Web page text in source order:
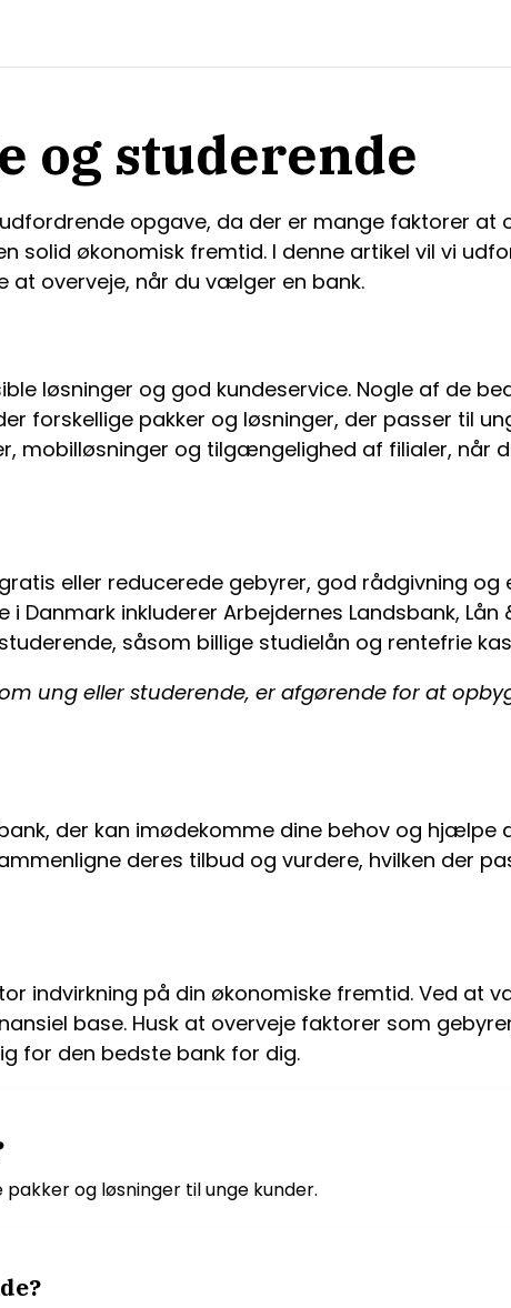
og studerende
opgave, da der er mange faktorer at
solid økonomisk fremtid. I denne artikel vil vi
at overveje, når du vælger en bank.
løsninger og god kundeservice. Nogle af de
forskellige pakker og løsninger, der passer til
mobilløsninger og tilgængelighed af filialer, når
eller reducerede gebyrer, god rådgivning og
inkluderer Arbejdernes Landsbank, Lån
såsom billige studielån og rentefrie
ung eller studerende, er afgørende for at
der kan imødekomme dine behov og hjælpe
deres tilbud og vurdere, hvilken der
indvirkning på din økonomiske fremtid. Ved at
base. Husk at overveje faktorer som
for den bedste bank for dig.
og løsninger til unge kunder.